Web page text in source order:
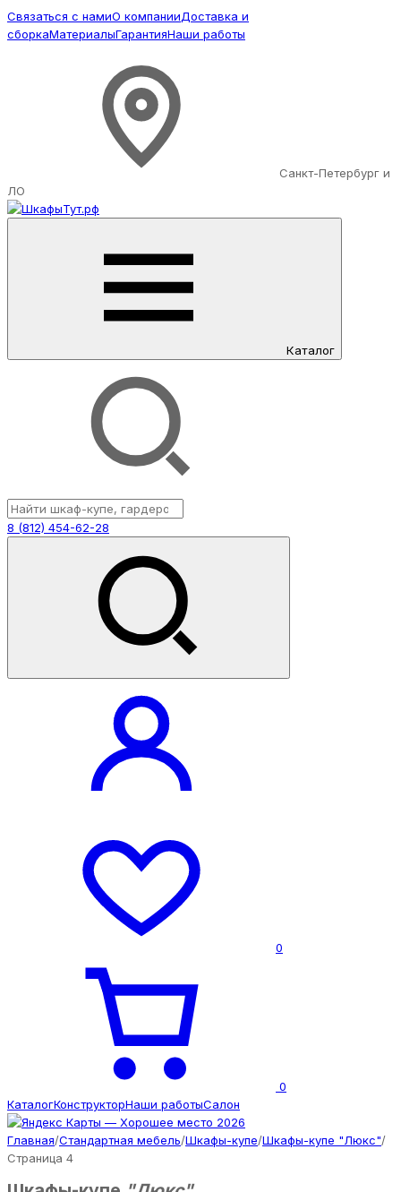
Связаться с намиО компанииДоставка и
сборкаМатериалыГарантияНаши работы
Санкт-Петербург и
ЛО
Каталог
8 (812) 454-62-28
0
0
КаталогКонструкторНаши работыСалон
Главная/Стандартная мебель/Шкафы-купе/Шкафы-купе "Люкс"/
Страница 4